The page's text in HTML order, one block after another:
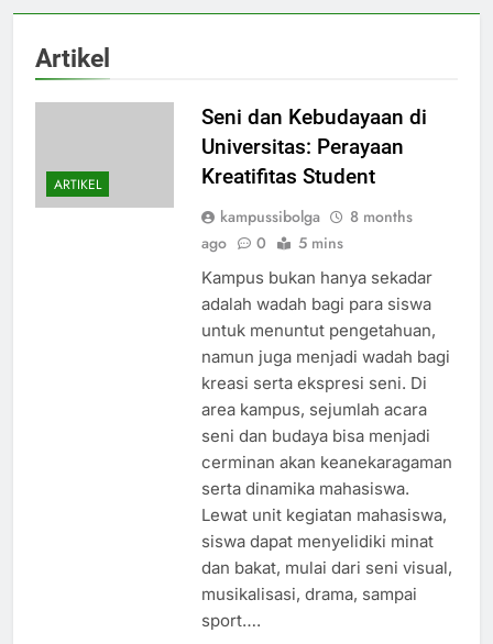
Artikel
ARTIKEL
Seni dan Kebudayaan di
Universitas: Perayaan
Kreatifitas Student
kampussibolga
8 months
ago
0 5 mins
Kampus bukan hanya sekadar
adalah wadah bagi para siswa
untuk menuntut pengetahuan,
namun juga menjadi wadah bagi
kreasi serta ekspresi seni. Di
area kampus, sejumlah acara
seni dan budaya bisa menjadi
cerminan akan keanekaragaman
serta dinamika mahasiswa.
Lewat unit kegiatan mahasiswa,
siswa dapat menyelidiki minat
dan bakat, mulai dari seni visual,
musikalisasi, drama, sampai
sport….